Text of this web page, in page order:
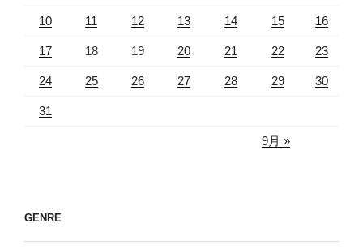
10 11 12 13 14 15 16
17 18 19 20 21 22 23
24 25 26 27 28 29 30
31
9月 »
GENRE